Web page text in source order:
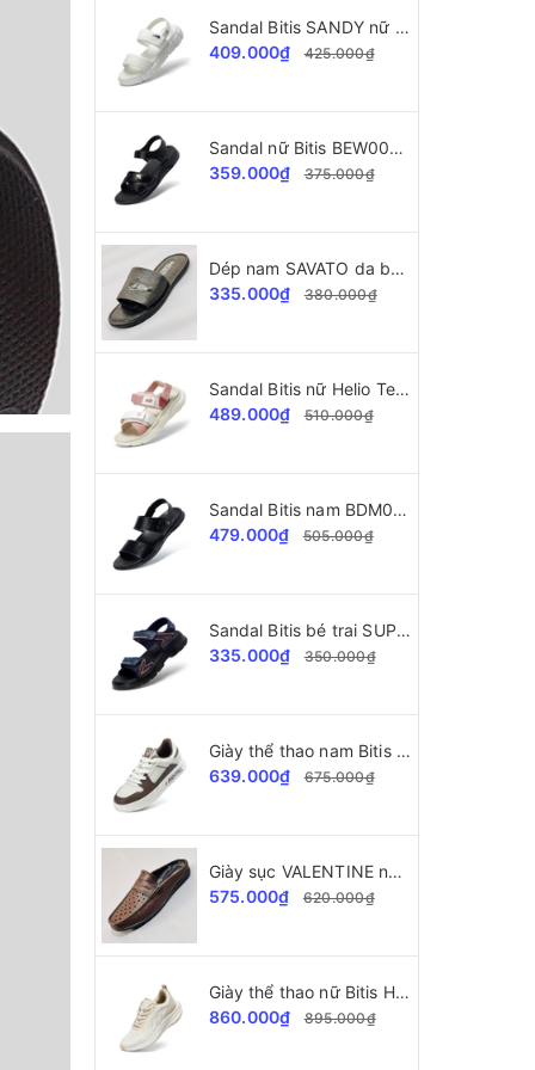
Sandal Bitis SANDY nữ BEW004600
409.000₫
425.000₫
Sandal nữ Bitis BEW004400 SANDY Collection
359.000₫
375.000₫
Dép nam SAVATO da bò SVT34 dập vân cá sấu
335.000₫
380.000₫
Sandal Bitis nữ Helio Teen BEG004403
489.000₫
510.000₫
Sandal Bitis nam BDM002177 da cao cấp
479.000₫
505.000₫
Sandal Bitis bé trai SUPERSTAR Collection BPB000500
335.000₫
350.000₫
Giày thể thao nam Bitis Helio Teen BSB007402
639.000₫
675.000₫
Giày sục VALENTINE nam VLT38445 da bò cao cấp
575.000₫
620.000₫
Giày thể thao nữ Bitis Hunter Core Flash HSW010800
860.000₫
895.000₫